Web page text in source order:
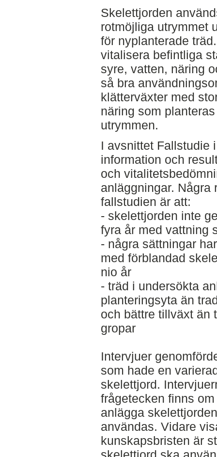
Skelettjorden
rotmöjliga utrymmet
för nyplanterade
vitalisera befintliga
syre, vatten, näring
så bra
klätterväxter med
näring som
utrymmen.
I avsnittet Fallstudie
information och
och
anläggningar. Några
fallstudien är att:
- skelettjorden inte
fyra år med vattning
- några sättningar
med förblandad
nio år
- träd i undersökta
planteringsyta än
och bättre tillväxt än
gropar
Intervjuer
som hade en
skelettjord.
frågetecken finns
anlägga
användas. Vidare
kunskapsbristen är